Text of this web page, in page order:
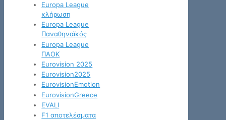
Europa League
κλήρωση
Europa League
Παναθηναϊκός
Europa League
ΠΑΟΚ
Eurovision 2025
Eurovision2025
EurovisionEmotion
EurovisionGreece
EVALI
F1 αποτελέσματα